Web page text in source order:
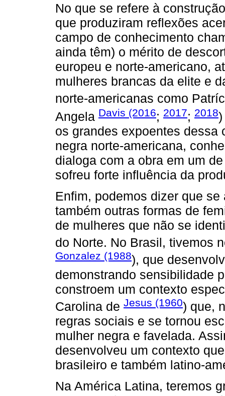
No que se refere à
que produziram reflexões
campo de conhecimento
ainda têm) o mérito de
europeu e norte-americano,
mulheres brancas da elite e
norte-americanas como
Angela Davis (2016; 2017; 2018
os grandes expoentes dessa
negra norte-americana,
dialoga com a obra em um
sofreu forte influência da
Enfim, podemos dizer que
também outras formas de
de mulheres que não se
do Norte. No Brasil, tivemos
Gonzalez (1988), que
demonstrando sensibilidade
constroem um contexto
Carolina de Jesus (1960) que,
regras sociais e se tornou
mulher negra e favelada.
desenvolveu um contexto
brasileiro e também latino-
Na América Latina, teremos